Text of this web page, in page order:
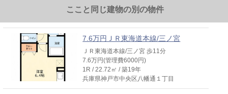
ここと同じ建物の別の物件
7.6万円ＪＲ東海道本線/三ノ宮
ＪＲ東海道本線/三ノ宮 歩11分
7.6万円(管理費6000円)
1R / 22.72㎡ / 築19年
兵庫県神戸市中央区八幡通１丁目